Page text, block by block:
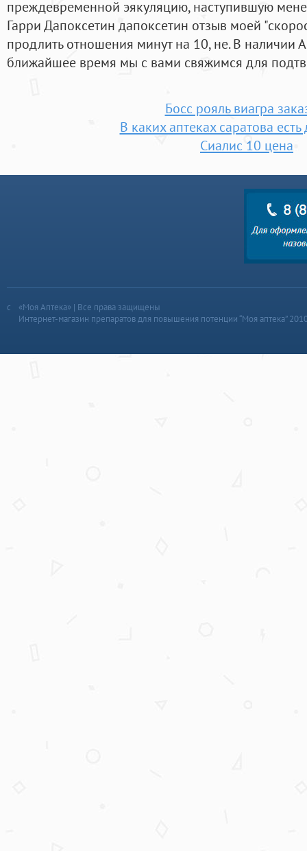
преждевременной эякуляцию, наступившую
Гарри Дапоксетин дапоксетин отзыв моей
продлить отношения минут на 10, не. В наличии
ближайшее время мы с вами свяжимся для
Босс рояль виагра
В каких аптеках саратова
Сиалис 10 цена
«Моя Аптека» | Все права защищены
Интернет-магазин препаратов для повышения потенции “Моя аптека”